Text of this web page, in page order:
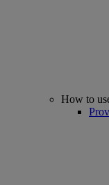
How to